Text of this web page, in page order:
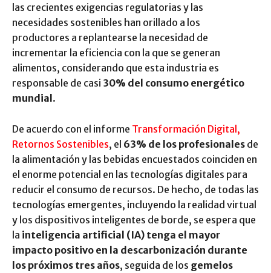
las crecientes exigencias regulatorias y las
necesidades sostenibles han orillado a los
productores a replantearse la necesidad de
incrementar la eficiencia con la que se generan
alimentos, considerando que esta industria es
responsable de casi 30% del consumo energético
mundial.
De acuerdo con el informe Transformación Digital,
Retornos Sostenibles, el 63% de los profesionales de
la alimentación y las bebidas encuestados coinciden en
el enorme potencial en las tecnologías digitales para
reducir el consumo de recursos. De hecho, de todas las
tecnologías emergentes, incluyendo la realidad virtual
y los dispositivos inteligentes de borde, se espera que
la inteligencia artificial (IA) tenga el mayor
impacto positivo en la descarbonización durante
los próximos tres años, seguida de los gemelos